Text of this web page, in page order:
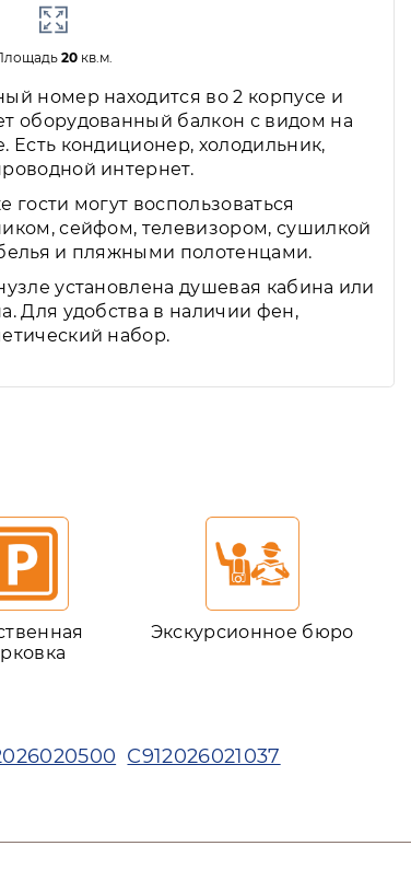
20 кв.м.
номер находится во 2 корпусе и
оборудованный балкон с видом на
Есть кондиционер, холодильник,
интернет.
гости могут воспользоваться
сейфом, телевизором, сушилкой
и пляжными полотенцами.
установлена душевая кабина или
Для удобства в наличии фен,
набор.
Экскурсионное бюро
С912026021037